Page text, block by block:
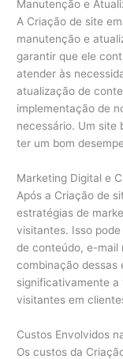
Manutenção e
A Criação de site
manutenção e
garantir que ele
atender às
atualização de
implementação de
necessário. Um site
ter um bom
Marketing Digital e
Após a Criação de
estratégias de
visitantes. Isso
de conteúdo, e-mail
combinação dessas
significativamente a
visitantes em
Custos Envolvidos
Os custos da